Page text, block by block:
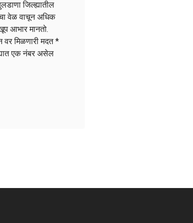
जिल्ह्यातील
वेळ वाचून अधिक
आभार मानतो.
मिळणारी मदत *
एक नंबर असेल